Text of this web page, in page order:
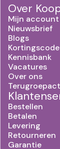
Over
Mijn account
Nieuwsbrief
Blogs
Kortingscode
Kennisbank
Vacatures
Over ons
Bestellen
Betalen
Levering
Retourneren
Garantie